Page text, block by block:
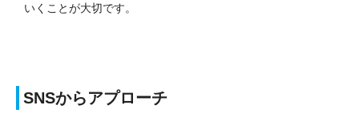
いくことが大切です。
SNSからアプローチ